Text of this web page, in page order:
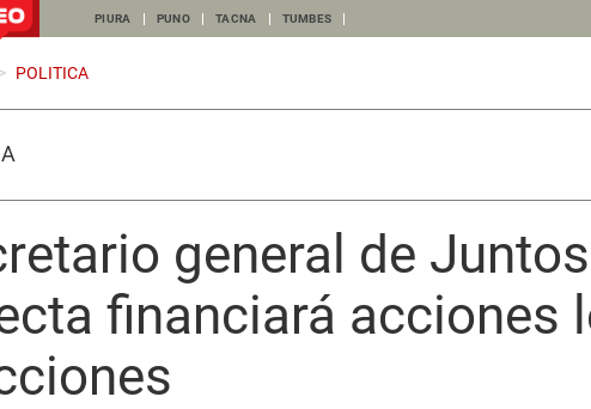
PIURA PUNO TACNA TUMBES
> POLITICA
general de
financiará acciones